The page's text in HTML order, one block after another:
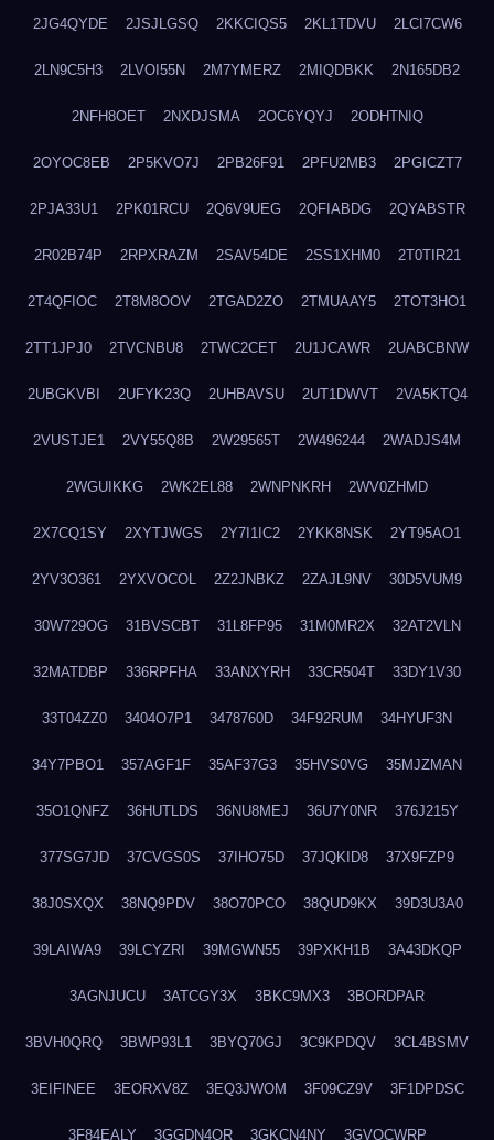
2JG4QYDE 2JSJLGSQ 2KKCIQS5 2KL1TDVU 2LCI7CW6
2LN9C5H3 2LVOI55N 2M7YMERZ 2MIQDBKK 2N165DB2
2NFH8OET 2NXDJSMA 2OC6YQYJ 2ODHTNIQ
2OYOC8EB 2P5KVO7J 2PB26F91 2PFU2MB3 2PGICZT7
2PJA33U1 2PK01RCU 2Q6V9UEG 2QFIABDG 2QYABSTR
2R02B74P 2RPXRAZM 2SAV54DE 2SS1XHM0 2T0TIR21
2T4QFIOC 2T8M8OOV 2TGAD2ZO 2TMUAAY5 2TOT3HO1
2TT1JPJ0 2TVCNBU8 2TWC2CET 2U1JCAWR 2UABCBNW
2UBGKVBI 2UFYK23Q 2UHBAVSU 2UT1DWVT 2VA5KTQ4
2VUSTJE1 2VY55Q8B 2W29565T 2W496244 2WADJS4M
2WGUIKKG 2WK2EL88 2WNPNKRH 2WV0ZHMD
2X7CQ1SY 2XYTJWGS 2Y7I1IC2 2YKK8NSK 2YT95AO1
2YV3O361 2YXVOCOL 2Z2JNBKZ 2ZAJL9NV 30D5VUM9
30W729OG 31BVSCBT 31L8FP95 31M0MR2X 32AT2VLN
32MATDBP 336RPFHA 33ANXYRH 33CR504T 33DY1V30
33T04ZZ0 3404O7P1 3478760D 34F92RUM 34HYUF3N
34Y7PBO1 357AGF1F 35AF37G3 35HVS0VG 35MJZMAN
35O1QNFZ 36HUTLDS 36NU8MEJ 36U7Y0NR 376J215Y
377SG7JD 37CVGS0S 37IHO75D 37JQKID8 37X9FZP9
38J0SXQX 38NQ9PDV 38O70PCO 38QUD9KX 39D3U3A0
39LAIWA9 39LCYZRI 39MGWN55 39PXKH1B 3A43DKQP
3AGNJUCU 3ATCGY3X 3BKC9MX3 3BORDPAR
3BVH0QRQ 3BWP93L1 3BYQ70GJ 3C9KPDQV 3CL4BSMV
3EIFINEE 3EORXV8Z 3EQ3JWOM 3F09CZ9V 3F1DPDSC
3F84EALY 3GGDN4OR 3GKCN4NY 3GVOCWRP